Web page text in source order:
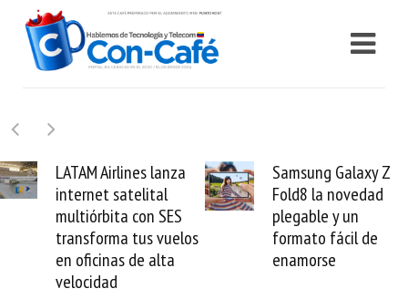
Samsung Galaxy Z
Fold8 la novedad
plegable y un
formato fácil de
enamorse
Cashea levanta 100
millones de dólares y
valida el crédito del
venezolano ante el
mundo